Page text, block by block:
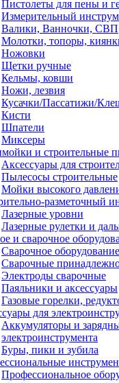
Пистолеты для пены и
Измерительный
Валики, Ванночки, СВП
Молотки, топоры,
Ножовки
Щетки ручные
Кельмы, ковши
Ножи, лезвия
Кусачки/Пассатижи/
Кисти
Шпатели
Миксеры
и строительные
Аксессуары для
Пылесосы строительные
Мойки высокого
разметочный
Лазерные уровни
Лазерные рулетки и
и сварочное
Сварочное оборудование
Сварочные
Электроды сварочные
Паяльники и аксессуары
Газовые горелки,
для
Аккумуляторы и
электроинструмента
Буры, пики и зубила
Профессиональное